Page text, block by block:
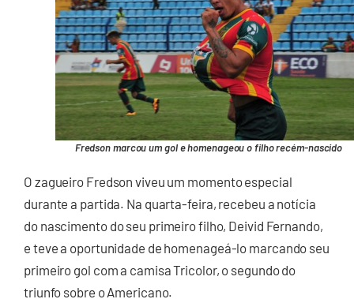
Fredson marcou um gol e homenageou o filho recém-nascido
O zagueiro Fredson viveu um momento especial
durante a partida. Na quarta-feira, recebeu a notícia
do nascimento do seu primeiro filho, Deivid Fernando,
e teve a oportunidade de homenageá-lo marcando seu
primeiro gol com a camisa Tricolor, o segundo do
triunfo sobre o Americano.